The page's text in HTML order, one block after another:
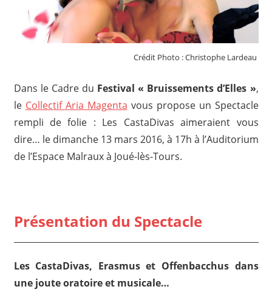
Crédit Photo : Christophe Lardeau
Dans le Cadre du Festival « Bruissements d’Elles »,
le Collectif Aria Magenta vous propose un Spectacle
rempli de folie : Les CastaDivas aimeraient vous
dire… le dimanche 13 mars 2016, à 17h à l’Auditorium
de l’Espace Malraux à Joué-lès-Tours.
Présentation du Spectacle
Les CastaDivas, Erasmus et Offenbacchus dans
une joute oratoire et musicale…